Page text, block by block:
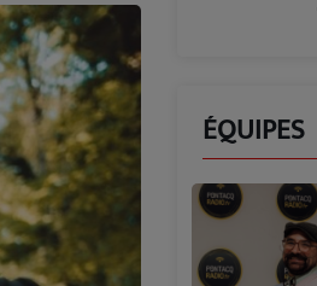
ÉQUIPES